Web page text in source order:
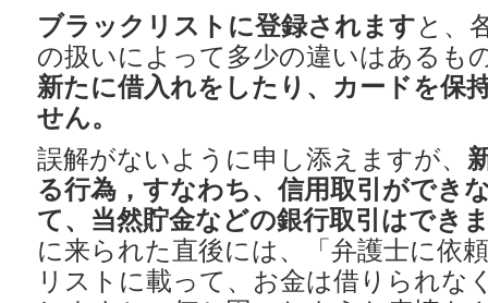
ブラックリストに登録されますと、
の扱いによって多少の違いはあるも
新たに借入れをしたり、カードを保
せん。
誤解がないように申し添えますが、
る行為，すなわち、信用取引ができ
て、当然貯金などの銀行取引はでき
に来られた直後には、「弁護士に依
リストに載って、お金は借りられな